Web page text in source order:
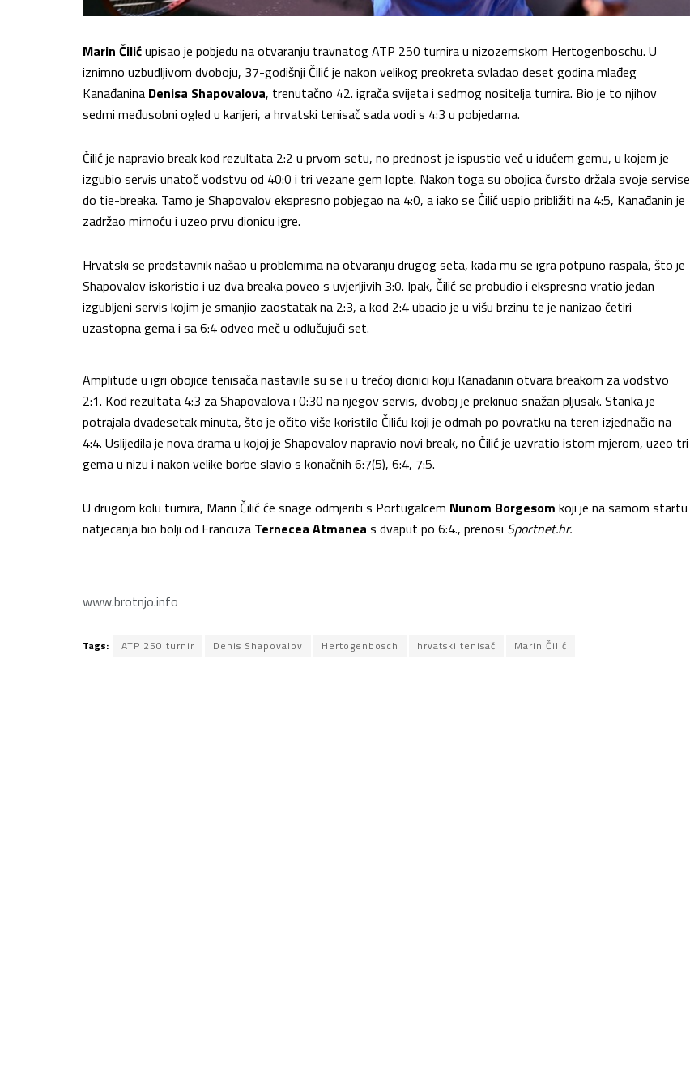
Marin Čilićupisao je pobjedu na otvaranju travnatog ATP 250 turnira u nizozemskom Hertogenboschu. U
iznimno uzbudljivom dvoboju, 37-godišnji Čilić je nakon velikog preokreta svladao deset godina mlađeg
Kanađanina Denisa Shapovalova, trenutačno 42. igrača svijeta i sedmog nositelja turnira. Bio je to njihov
sedmi međusobni ogled u karijeri, a hrvatski tenisač sada vodi s 4:3 u pobjedama.
Čilić je napravio break kod rezultata 2:2 u prvom setu, no prednost je ispustio već u idućem gemu, u kojem je
izgubio servis unatoč vodstvu od 40:0 i tri vezane gem lopte. Nakon toga su obojica čvrsto držala svoje servise
do tie-breaka. Tamo je Shapovalov ekspresno pobjegao na 4:0, a iako se Čilić uspio približiti na 4:5, Kanađanin je
zadržao mirnoću i uzeo prvu dionicu igre.
Hrvatski se predstavnik našao u problemima na otvaranju drugog seta, kada mu se igra potpuno raspala, što je
Shapovalov iskoristio i uz dva breaka poveo s uvjerljivih 3:0. Ipak, Čilić se probudio i ekspresno vratio jedan
izgubljeni servis kojim je smanjio zaostatak na 2:3, a kod 2:4 ubacio je u višu brzinu te je nanizao četiri
uzastopna gema i sa 6:4 odveo meč u odlučujući set.
Amplitude u igri obojice tenisača nastavile su se i u trećoj dionici koju Kanađanin otvara breakom za vodstvo
2:1. Kod rezultata 4:3 za Shapovalova i 0:30 na njegov servis, dvoboj je prekinuo snažan pljusak. Stanka je
potrajala dvadesetak minuta, što je očito više koristilo Čiliću koji je odmah po povratku na teren izjednačio na
4:4. Uslijedila je nova drama u kojoj je Shapovalov napravio novi break, no Čilić je uzvratio istom mjerom, uzeo tri
gema u nizu i nakon velike borbe slavio s konačnih 6:7(5), 6:4, 7:5.
U drugom kolu turnira, Marin Čilić će snage odmjeriti s Portugalcem Nunom Borgesom koji je na samom startu
natjecanja bio bolji od Francuza Ternecea Atmanea s dvaput po 6:4., prenosi Sportnet.hr.
www.brotnjo.info
Tags: ATP 250 turnir Denis Shapovalov Hertogenbosch hrvatski tenisač Marin Čilić